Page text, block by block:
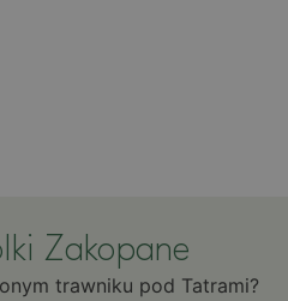
Zakopane
trawniku pod Tatrami?